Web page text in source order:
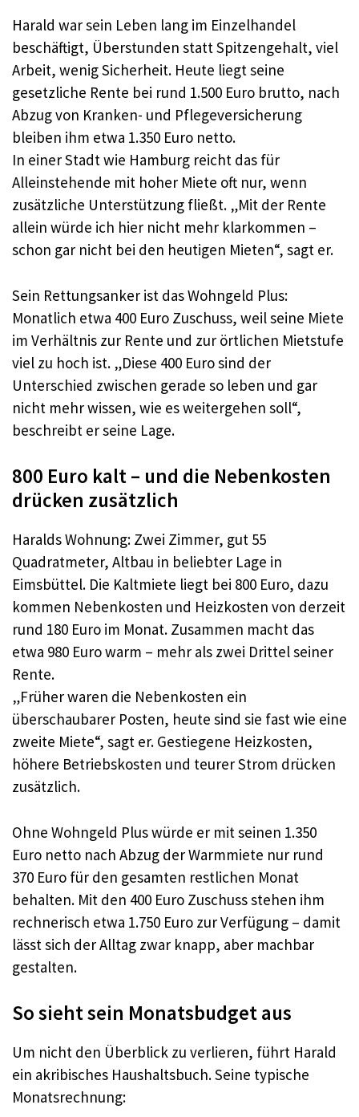
Harald war sein Leben lang im Einzelhandel
beschäftigt, Überstunden statt Spitzengehalt, viel
Arbeit, wenig Sicherheit. Heute liegt seine
gesetzliche Rente bei rund 1.500 Euro brutto, nach
Abzug von Kranken- und Pflegeversicherung
bleiben ihm etwa 1.350 Euro netto.
In einer Stadt wie Hamburg reicht das für
Alleinstehende mit hoher Miete oft nur, wenn
zusätzliche Unterstützung fließt. „Mit der Rente
allein würde ich hier nicht mehr klarkommen –
schon gar nicht bei den heutigen Mieten“, sagt er.
Sein Rettungsanker ist das Wohngeld Plus:
Monatlich etwa 400 Euro Zuschuss, weil seine Miete
im Verhältnis zur Rente und zur örtlichen Mietstufe
viel zu hoch ist. „Diese 400 Euro sind der
Unterschied zwischen gerade so leben und gar
nicht mehr wissen, wie es weitergehen soll“,
beschreibt er seine Lage.
800 Euro kalt – und die Nebenkosten
drücken zusätzlich
Haralds Wohnung: Zwei Zimmer, gut 55
Quadratmeter, Altbau in beliebter Lage in
Eimsbüttel. Die Kaltmiete liegt bei 800 Euro, dazu
kommen Nebenkosten und Heizkosten von derzeit
rund 180 Euro im Monat. Zusammen macht das
etwa 980 Euro warm – mehr als zwei Drittel seiner
Rente.
„Früher waren die Nebenkosten ein
überschaubarer Posten, heute sind sie fast wie eine
zweite Miete“, sagt er. Gestiegene Heizkosten,
höhere Betriebskosten und teurer Strom drücken
zusätzlich.
Ohne Wohngeld Plus würde er mit seinen 1.350
Euro netto nach Abzug der Warmmiete nur rund
370 Euro für den gesamten restlichen Monat
behalten. Mit den 400 Euro Zuschuss stehen ihm
rechnerisch etwa 1.750 Euro zur Verfügung – damit
lässt sich der Alltag zwar knapp, aber machbar
gestalten.
So sieht sein Monatsbudget aus
Um nicht den Überblick zu verlieren, führt Harald
ein akribisches Haushaltsbuch. Seine typische
Monatsrechnung: